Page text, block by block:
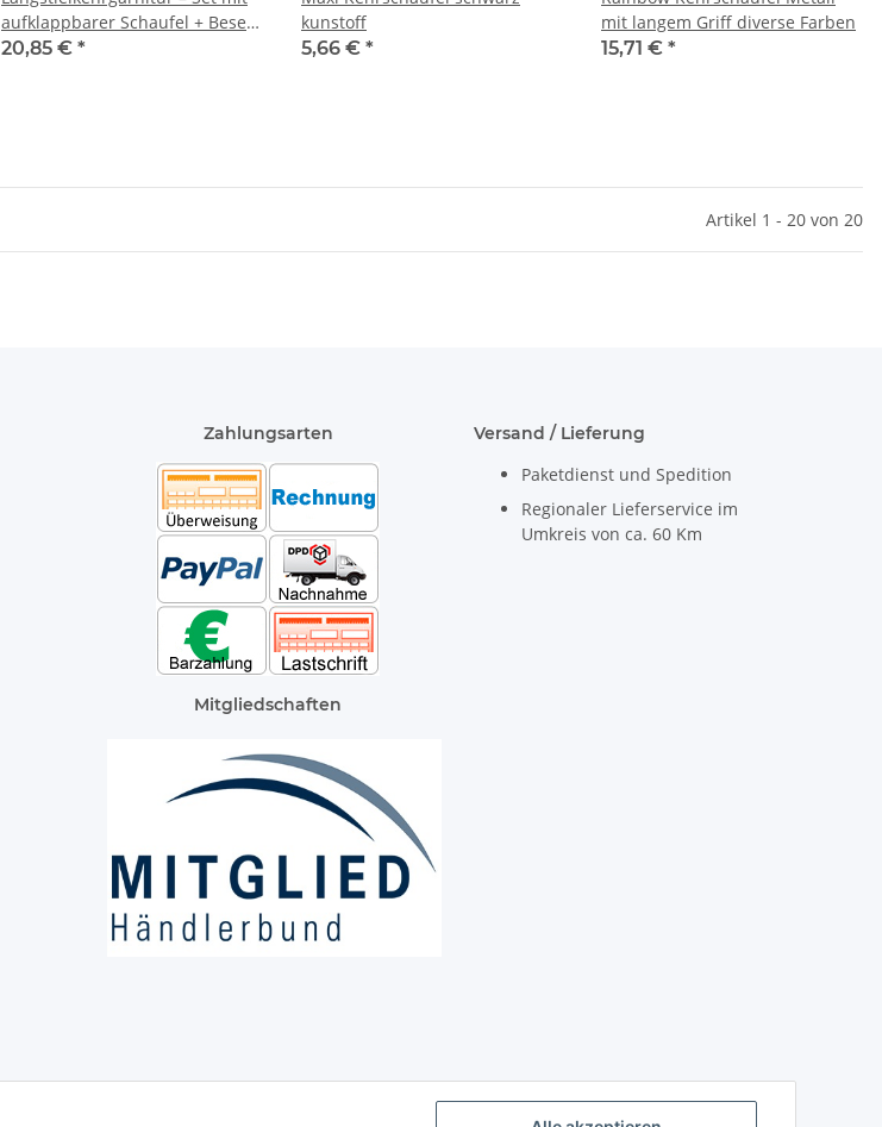
aufklappbarer Schaufel + Besen
+ Stiel
20,85 € *
kunstoff
5,66 € *
mit langem Griff diverse Farben
15,71 € *
Artikel 1 - 20 von 20
Zahlungsarten
Mitgliedschaften
Versand / Lieferung
Paketdienst und Spedition
Regionaler Lieferservice im
Umkreis von ca. 60 Km